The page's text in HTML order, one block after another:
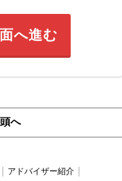
へ進む
へ
アドバイザー紹介